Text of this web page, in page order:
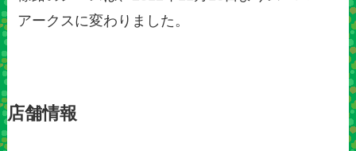
アークスに変わりました。
店舗情報